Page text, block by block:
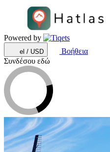
Powered by
el / USD
Βοήθεια
Συνδέσου εδώ